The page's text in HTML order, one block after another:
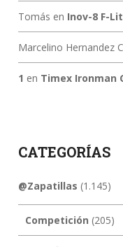
Tomás en Inov-8 F-
Marcelino Hernandez
1 en Timex Ironman
CATEGORÍAS
@Zapatillas (1.145)
Competición (205)